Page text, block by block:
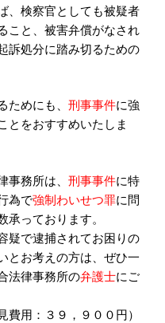
、検察官としても被疑者
こと、被害弁償がなされ
訴処分に踏み切るための
ためにも、刑事事件に強
とをおすすめいたしま
事務所は、刑事事件に特
為で強制わいせつ罪に問
っております。
疑で逮捕されてお困りの
とお考えの方は、ぜひ一
法律事務所の弁護士にご
費用：３９，９００円）